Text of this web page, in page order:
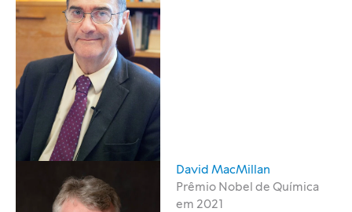
David MacMillan
Prêmio Nobel de Química
em 2021